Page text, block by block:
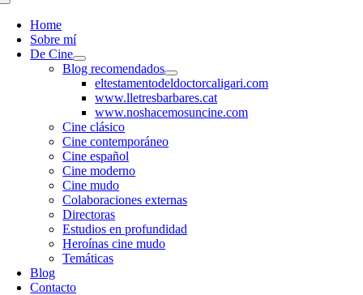
Toggle
NavigationHome
Sobre mí
De Cine
Blog recomendados
eltestamentodeldoctorcaligari.com
www.lletresbarbares.cat
www.noshacemosuncine.com
Cine clásico
Cine contemporáneo
Cine español
Cine moderno
Cine mudo
Colaboraciones externas
Directoras
Estudios en profundidad
Heroínas cine mudo
Temáticas
Blog
Contacto